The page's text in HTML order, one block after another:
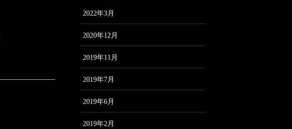
2022年3月
2020年12月
2019年11月
2019年7月
2019年6月
2019年2月